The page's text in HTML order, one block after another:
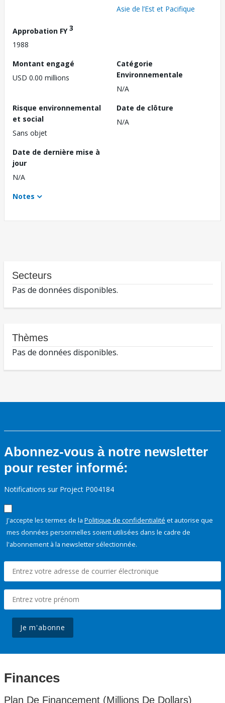
Asie de l’Est et Pacifique
Approbation FY3
1988
Montant engagé
USD 0.00 millions
Catégorie
Environnementale
N/A
Risque environnemental
et social
Sans objet
Date de clôture
N/A
Date de dernière mise à
jour
N/A
Notes
Secteurs
Pas de données disponibles.
Thèmes
Pas de données disponibles.
Abonnez-vous à notre newsletter
pour rester informé:
Notifications sur Project P004184
J'accepte les termes de la Politique de confidentialité et autorise que
mes données personnelles soient utilisées dans le cadre de
l'abonnement à la newsletter sélectionnée.
Je m'abonne
Finances
Plan De Financement (Millions De Dollars)